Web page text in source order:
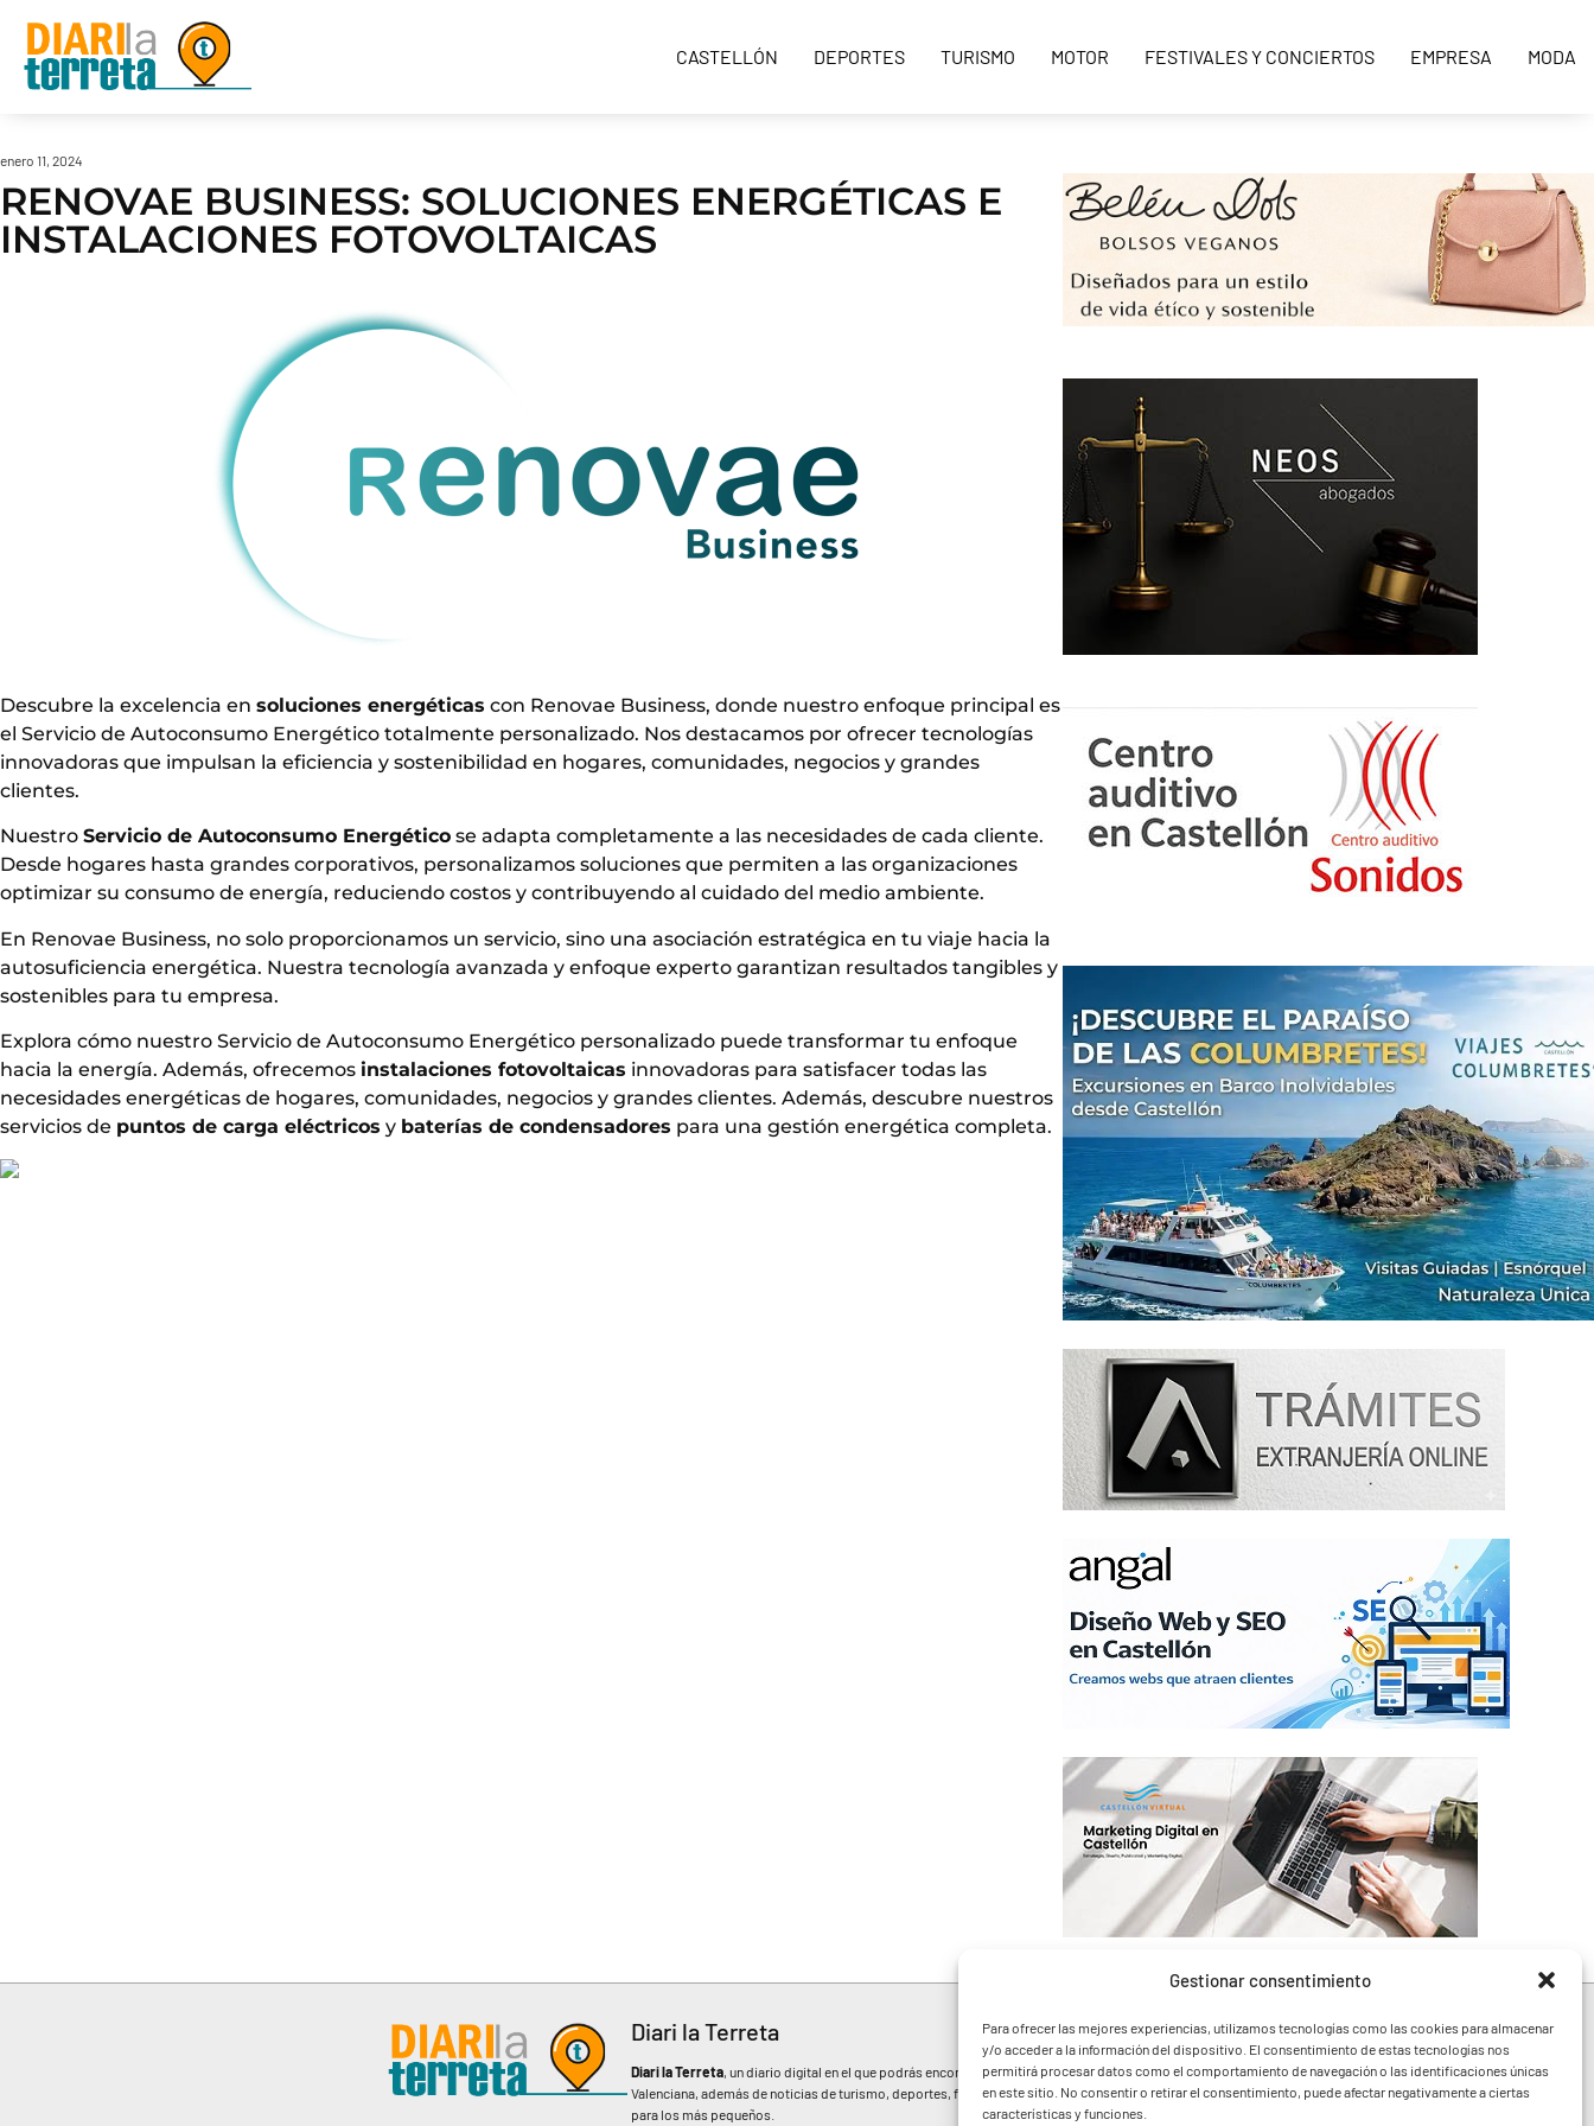
Gestionar consentimiento
Para ofrecer las mejores experiencias, utilizamos tecnologías como las cookies para almacenar
y/o acceder a la información del dispositivo. El consentimiento de estas tecnologías nos
permitirá procesar datos como el comportamiento de navegación o las identificaciones únicas
en este sitio. No consentir o retirar el consentimiento, puede afectar negativamente a ciertas
características y funciones.
CASTELLÓN DEPORTES TURISMO MOTOR FESTIVALES Y CONCIERTOS EMPRESA MODA
enero 11, 2024
RENOVAE BUSINESS: SOLUCIONES ENERGÉTICAS E
INSTALACIONES FOTOVOLTAICAS
Descubre la excelencia en soluciones energéticas con Renovae Business, donde nuestro enfoque principal es
el Servicio de Autoconsumo Energético totalmente personalizado. Nos destacamos por ofrecer tecnologías
innovadoras que impulsan la eficiencia y sostenibilidad en hogares, comunidades, negocios y grandes
clientes.
Nuestro Servicio de Autoconsumo Energético se adapta completamente a las necesidades de cada cliente.
Desde hogares hasta grandes corporativos, personalizamos soluciones que permiten a las organizaciones
optimizar su consumo de energía, reduciendo costos y contribuyendo al cuidado del medio ambiente.
En Renovae Business, no solo proporcionamos un servicio, sino una asociación estratégica en tu viaje hacia la
autosuficiencia energética. Nuestra tecnología avanzada y enfoque experto garantizan resultados tangibles y
sostenibles para tu empresa.
Explora cómo nuestro Servicio de Autoconsumo Energético personalizado puede transformar tu enfoque
hacia la energía. Además, ofrecemos instalaciones fotovoltaicas innovadoras para satisfacer todas las
necesidades energéticas de hogares, comunidades, negocios y grandes clientes. Además, descubre nuestros
servicios de puntos de carga eléctricos y baterías de condensadores para una gestión energética completa.
Diari la Terreta
Diari la Terreta, un diario digital en el que podrás encontrar noticias de toda la Comunidad
Valenciana, además de noticias de turismo, deportes, fiestas regionales, festivales y noticias
para los más pequeños.